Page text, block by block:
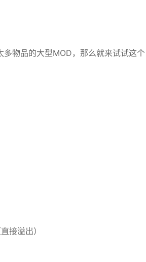
物品的大型MOD，那么就来试试这个
接溢出）